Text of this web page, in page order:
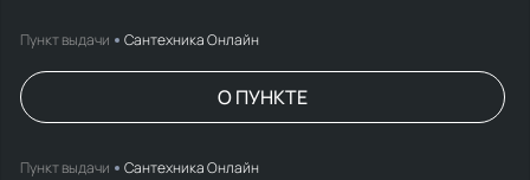
Пункт выдачи Сантехника Онлайн
О ПУНКТЕ
Пункт выдачи Сантехника Онлайн